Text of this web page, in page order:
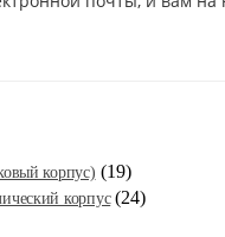
корпус) (19)
корпус (24)